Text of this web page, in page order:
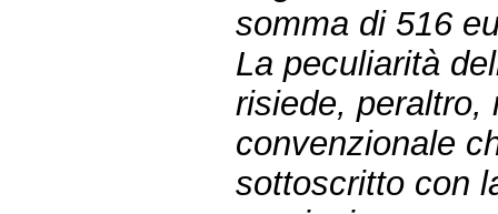
somma di 516
La peculiarità
risiede, peraltro,
convenzionale
sottoscritto con